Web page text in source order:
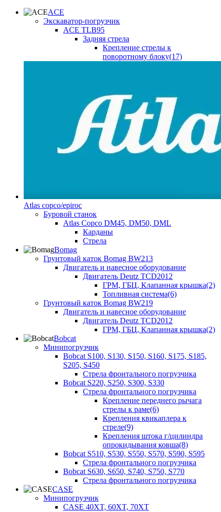
ACE
Экскаватор-погрузчик
ACE TLB95
Задняя стрела
Крепление стрелы к
поворотному блоку(17)
Atlas copco/epiroc
Буровой станок
Atlas Copco DM45, DM50, DML
Карданы
Стрела
Bomag
Грунтовый каток Bomag BW213
Двигатель и навесное оборудование
Двигатель Deutz TCD2012
ГРМ, ГБЦ, Клапанная крышка(2)
Топливная система(6)
Грунтовый каток Bomag BW219
Двигатель и навесное оборудование
Двигатель Deutz TCD2012
ГРМ, ГБЦ, Клапанная крышка(2)
Bobcat
Минипогрузчик
Bobcat S100, S130, S150, S160, S175, S185,
S205, S450
Стрела фронтального погрузчика
Bobcat S220, S250, S300, S330
Стрела фронтального погрузчика
Крепление переднего рычага
стрелы к раме(6)
Крепления квикаплера к
стреле(9)
Крепления штока г/цилиндра
опрокидывания ковша(8)
Bobcat S510, S530, S550, S570, S590, S595
Стрела фронтального погрузчика
Bobcat S630, S650, S740, S750, S770
Стрела фронтального погрузчика
CASE
Минипогрузчик
CASE 40XT, 60XT, 70XT